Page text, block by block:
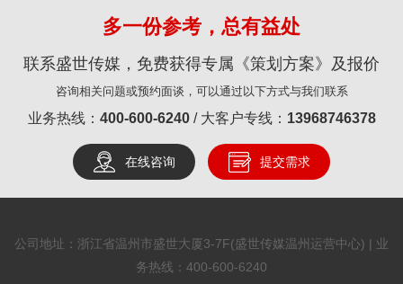
多一份参考，总有益处
联系盛世传媒，免费获得专属《策划方案》及报价
咨询相关问题或预约面谈，可以通过以下方式与我们联系
业务热线： 400-600-6240/ 大客户专线： 13968746378
在线咨询 提交需求
公司地址：浙江省温州市盛世大厦3-7F(盛世传媒温州运营中心) | 业
务热线： 400-600-6240